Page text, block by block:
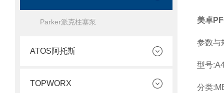
Parker派克柱塞泵
ATOS阿托斯
TOPWORX
美卓
参数与
型号
分类